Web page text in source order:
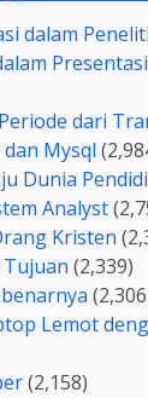
dalam
dari
Mysql
Dunia
Analyst
Kristen
(2,339)
Lemot
(2,158)